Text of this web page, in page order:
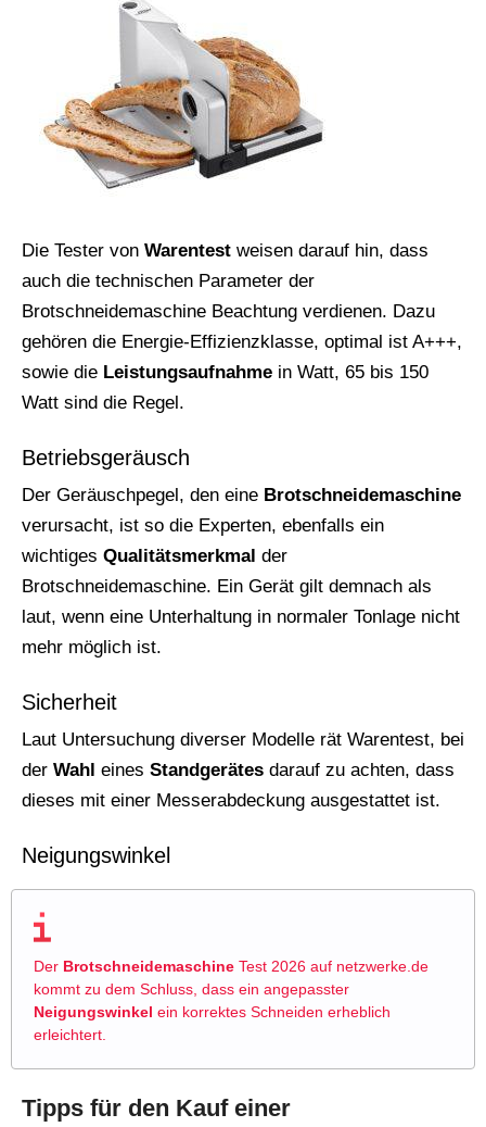
Die Tester von Warentest weisen darauf hin, dass
auch die technischen Parameter der
Brotschneidemaschine Beachtung verdienen. Dazu
gehören die Energie-Effizienzklasse, optimal ist A+++,
sowie die Leistungsaufnahme in Watt, 65 bis 150
Watt sind die Regel.
Betriebsgeräusch
Der Geräuschpegel, den eine Brotschneidemaschine
verursacht, ist so die Experten, ebenfalls ein
wichtiges Qualitätsmerkmal der
Brotschneidemaschine. Ein Gerät gilt demnach als
laut, wenn eine Unterhaltung in normaler Tonlage nicht
mehr möglich ist.
Sicherheit
Laut Untersuchung diverser Modelle rät Warentest, bei
der Wahl eines Standgerätes darauf zu achten, dass
dieses mit einer Messerabdeckung ausgestattet ist.
Neigungswinkel
Der Brotschneidemaschine Test 2026 auf netzwerke.de
kommt zu dem Schluss, dass ein angepasster
Neigungswinkel ein korrektes Schneiden erheblich
erleichtert.
Tipps für den Kauf einer